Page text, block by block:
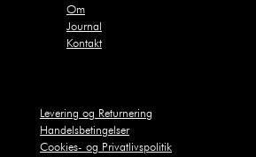
Om
Journal
Kontakt
Levering og Returnering
Handelsbetingelser
Cookies- og Privatlivspolitik